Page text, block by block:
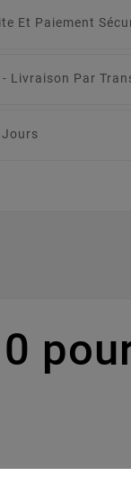
Et Paiement
Livraison Par
Jours